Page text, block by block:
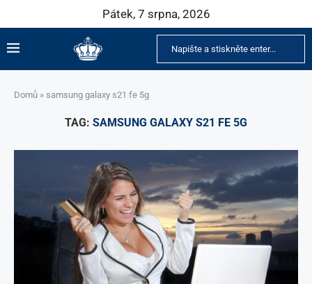
Pátek, 7 srpna, 2026
Domů » samsung galaxy s21 fe 5g
TAG: SAMSUNG GALAXY S21 FE 5G